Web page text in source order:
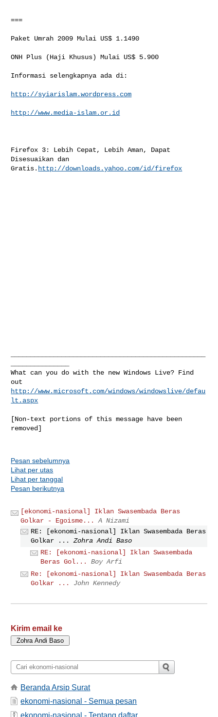
===
Paket Umrah 2009 Mulai US$ 1.1490
ONH Plus (Haji Khusus) Mulai US$ 5.900
Informasi selengkapnya ada di:
http://syiarislam.wordpress.com
http://www.media-islam.or.id
Firefox 3: Lebih Cepat, Lebih Aman, Dapat
Disesuaikan dan
Gratis. http://downloads.yahoo.com/id/firefox
What can you do with the new Windows Live? Find
http://www.microsoft.com/windows/windowslive/defau
lt.aspx
[Non-text portions of this message have been
removed]
Pesan sebelumnya
Lihat per utas
Lihat per tanggal
Pesan berikutnya
[ekonomi-nasional] Iklan Swasembada Beras
Golkar - Egoisme...
A Nizami
RE: [ekonomi-nasional] Iklan Swasembada Beras
Golkar ...
Zohra Andi Baso
RE: [ekonomi-nasional] Iklan Swasembada
Beras Gol...
Boy Arfi
Re: [ekonomi-nasional] Iklan Swasembada Beras
Golkar ...
John Kennedy
Kirim email ke
Beranda Arsip Surat
ekonomi-nasional - Semua pesan
ekonomi-nasional - Tentang daftar